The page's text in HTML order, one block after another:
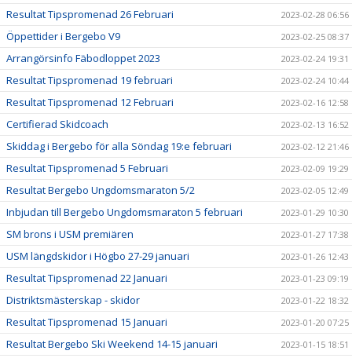
Resultat Tipspromenad 26 Februari 2023-02-28 06:56
Öppettider i Bergebo V9 2023-02-25 08:37
Arrangörsinfo Fäbodloppet 2023 2023-02-24 19:31
Resultat Tipspromenad 19 februari 2023-02-24 10:44
Resultat Tipspromenad 12 Februari 2023-02-16 12:58
Certifierad Skidcoach 2023-02-13 16:52
Skiddag i Bergebo för alla Söndag 19:e februari 2023-02-12 21:46
Resultat Tipspromenad 5 Februari 2023-02-09 19:29
Resultat Bergebo Ungdomsmaraton 5/2 2023-02-05 12:49
Inbjudan till Bergebo Ungdomsmaraton 5 februari 2023-01-29 10:30
SM brons i USM premiären 2023-01-27 17:38
USM längdskidor i Högbo 27-29 januari 2023-01-26 12:43
Resultat Tipspromenad 22 Januari 2023-01-23 09:19
Distriktsmästerskap - skidor 2023-01-22 18:32
Resultat Tipspromenad 15 Januari 2023-01-20 07:25
Resultat Bergebo Ski Weekend 14-15 januari 2023-01-15 18:51